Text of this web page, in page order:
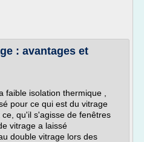
: avantages et
isolation thermique ,
pour ce qui est du vitrage
qu'il s'agisse de fenêtres
vitrage a laissé
double vitrage lors des